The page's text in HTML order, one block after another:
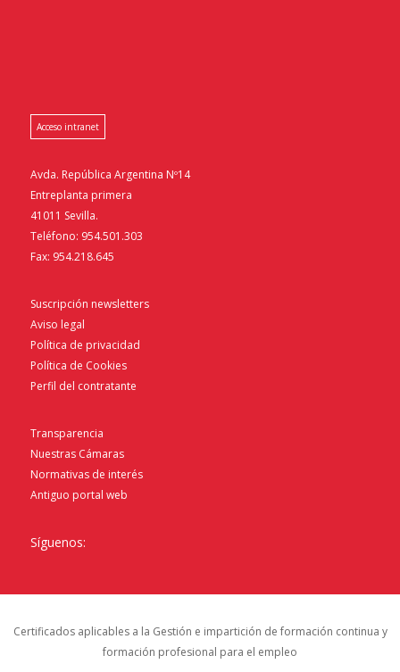
Acceso intranet
Avda. República Argentina Nº14
Entreplanta primera
41011 Sevilla.
Teléfono: 954.501.303
Fax: 954.218.645
Suscripción newsletters
Aviso legal
Política de privacidad
Política de Cookies
Perfil del contratante
Transparencia
Nuestras Cámaras
Normativas de interés
Antiguo portal web
Síguenos:
Certificados aplicables a la Gestión e impartición de formación continua y
formación profesional para el empleo